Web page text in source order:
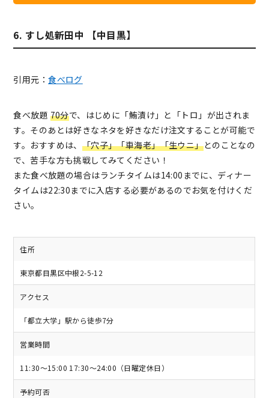
6. すし処新田中 【中目黒】
引用元：食べログ
食べ放題 70分で、はじめに「鮪漬け」と「トロ」が出されま
す。そのあとは好きなネタを好きなだけ注文することが可能で
す。おすすめは、 「穴子」「車海老」「生ウニ」とのことなの
で、苦手な方も挑戦してみてください！
また食べ放題の場合はランチタイムは14:00までに、ディナー
タイムは22:30までに入店する必要があるのでお気を付けくだ
さい。
住所
東京都目黒区中根2-5-12
アクセス
「都立大学」駅から徒歩7分
営業時間
11:30～15:00 17:30～24:00（日曜定休日）
予約可否